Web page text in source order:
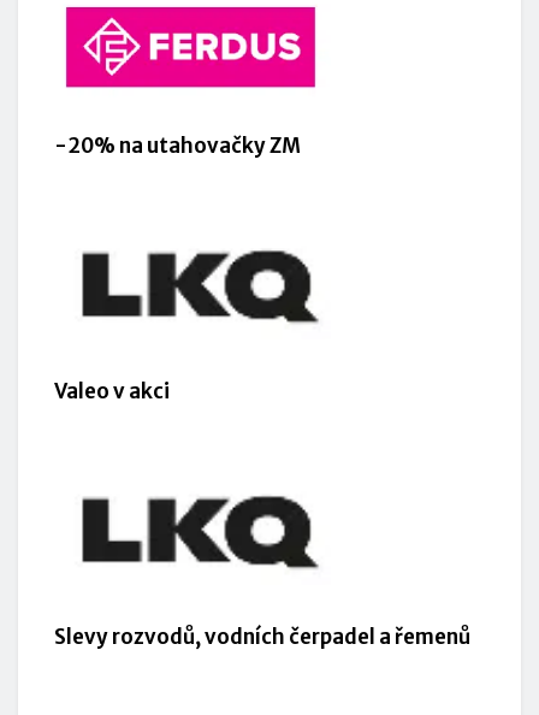
-20% na utahovačky ZM
Valeo v akci
Slevy rozvodů, vodních čerpadel a řemenů